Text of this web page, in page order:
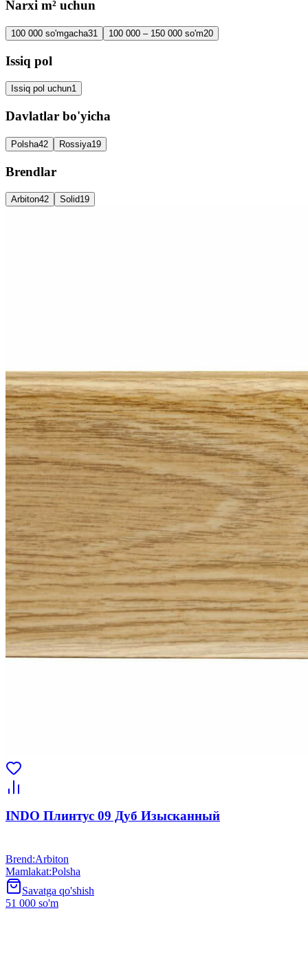
Narxi m² uchun
100 000 so'mgacha31 100 000 – 150 000 so'm20
Issiq pol
Issiq pol uchun1
Davlatlar bo'yicha
Polsha42 Rossiya19
Brendlar
Arbiton42 Solid19
INDO Плинтус 09 Дуб Изысканный
Brend:Arbiton
Mamlakat:Polsha
Savatga qo'shish
51 000 so'm